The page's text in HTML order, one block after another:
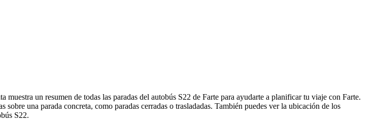
un resumen de todas las paradas del autobús S22 de Farte para ayudarte a planificar tu viaje con Farte.
una parada concreta, como paradas cerradas o trasladadas. También puedes ver la ubicación de los
S22.